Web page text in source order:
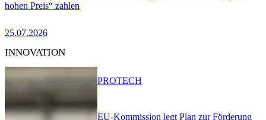
hohen Preis“ zahlen
25.07.2026
INNOVATION
EU-Kommission legt Plan zur Förderung
PROTECH